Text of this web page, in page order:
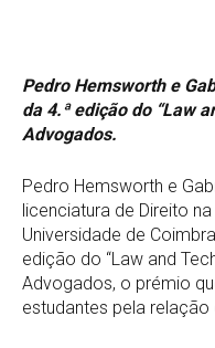
Pedro Hemsworth e
da 4.ª edição do “Law
Advogados.
Pedro Hemsworth e
licenciatura de Direito
Universidade de
edição do “Law and
Advogados, o prémio
estudantes pela